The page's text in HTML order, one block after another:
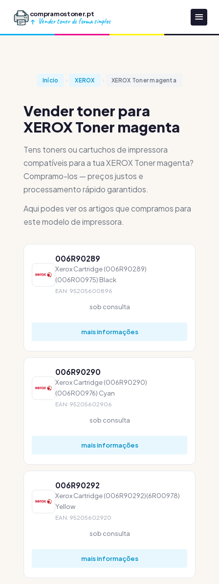
compramostoner.pt
Vender toner de forma simples
Início XEROX XEROX Toner magenta
Vender toner para
XEROX Toner magenta
Tens toners ou cartuchos de impressora
compatíveis para a tua XEROX Toner magenta?
Compramo-los — preços justos e
processamento rápido garantidos.
Aqui podes ver os artigos que compramos para
este modelo de impressora.
006R90289
Xerox Cartridge (006R90289)
(006R00975) Black
EAN: 95205600896
sob consulta
mais informações
006R90290
Xerox Cartridge (006R90290)
(006R00976) Cyan
EAN: 95205602906
sob consulta
mais informações
006R90292
Xerox Cartridge (006R90292)(6R00978)
Yellow
EAN: 95205602920
sob consulta
mais informações